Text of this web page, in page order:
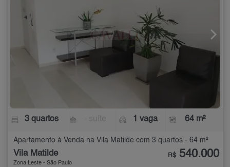
3 quartos 1 vaga 64 m²
Apartamento à Venda na Vila Matilde com 3 quartos - 64 m²
Vila Matilde
Zona Leste - São Paulo
R$ 540.000